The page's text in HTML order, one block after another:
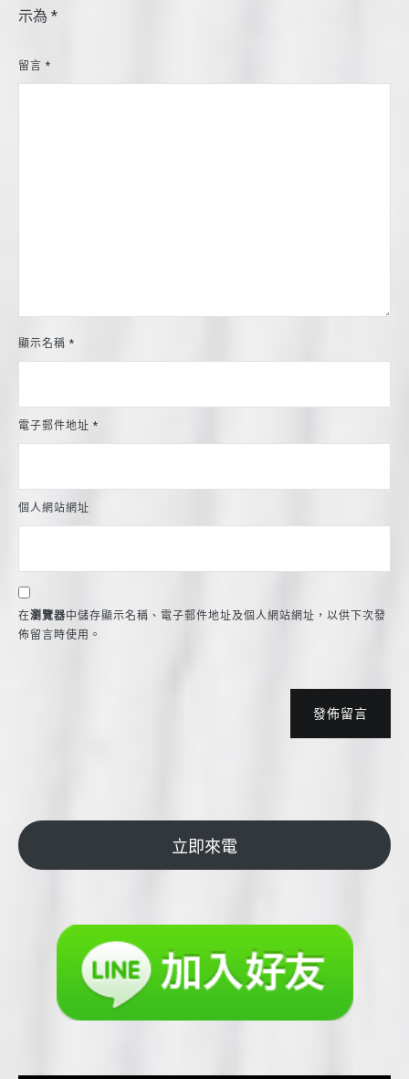
示為 *
留言 *
顯示名稱 *
電子郵件地址 *
個人網站網址
在瀏覽器中儲存顯示名稱、電子郵件地址及個人網站網址，以供下次發
佈留言時使用。
發佈留言
立即來電